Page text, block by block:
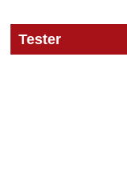
Tester